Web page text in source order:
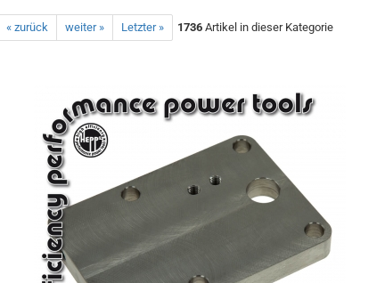
« zurück weiter » Letzter » 1736Artikel in dieser Kategorie